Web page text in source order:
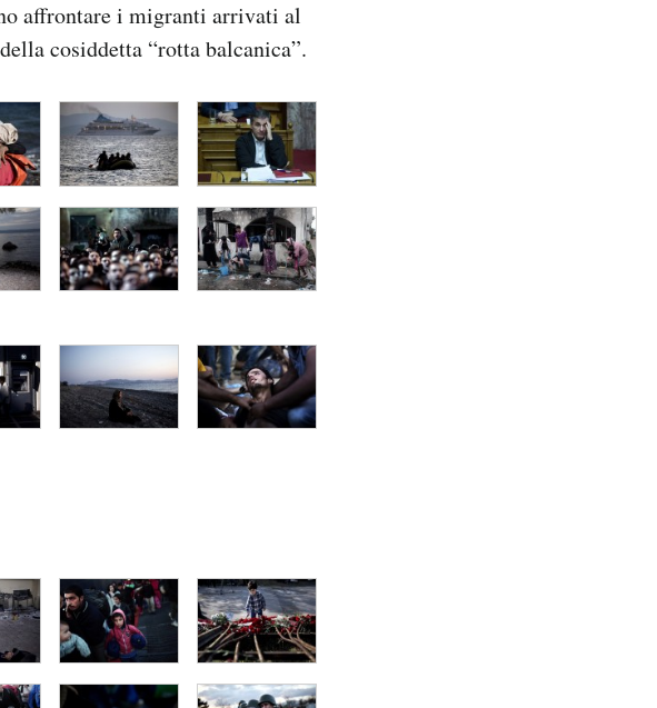
affrontare i migranti arrivati al
cosiddetta “rotta balcanica”.